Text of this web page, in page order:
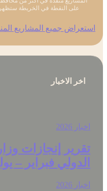
على النقطة في الخريطة ستظهر لك
جميع المشاريع المنفذة
اخر الاخبار
إنجازات وزارة
فبراير – يوليو 2026